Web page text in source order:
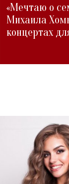
«Мечтаю о
Михаила
концертах